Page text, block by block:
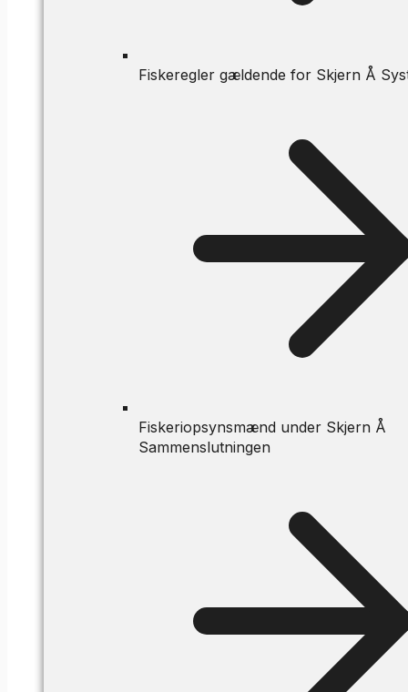
Fiskeregler gældende for Skjern Å
Fiskeriopsynsmænd under Skjern Å
Sammenslutningen